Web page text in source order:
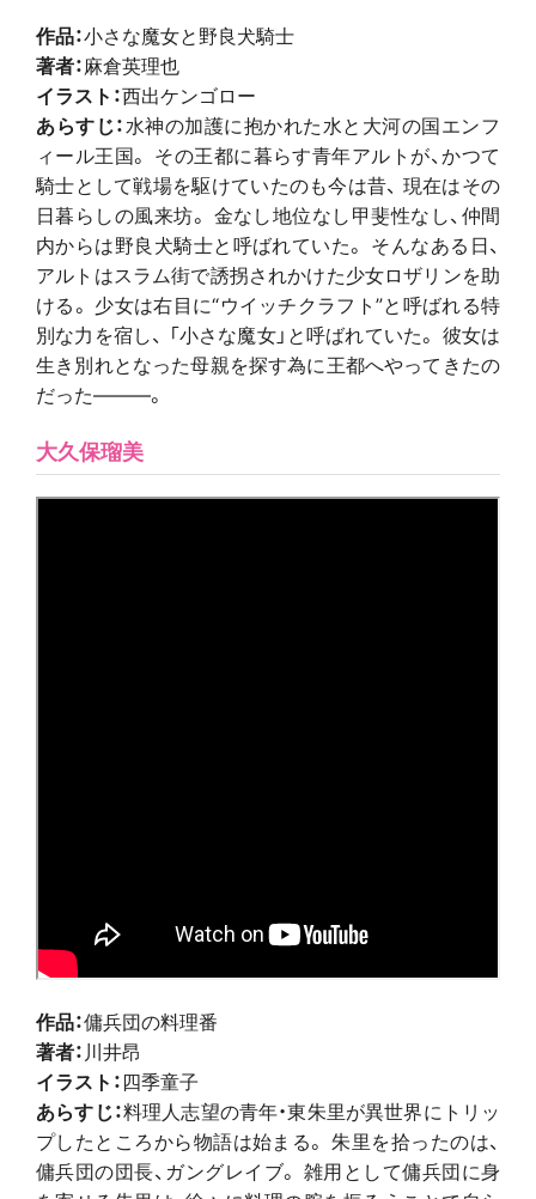
作品：小さな魔女と野良犬騎士
著者：麻倉英理也
イラスト：西出ケンゴロー
あらすじ：水神の加護に抱かれた水と大河の国エンフ
ィール王国。 その王都に暮らす青年アルトが、かつて
騎士として戦場を駆けていたのも今は昔、 現在はその
日暮らしの風来坊。 金なし地位なし甲斐性なし、仲間
内からは野良犬騎士と呼ばれていた。 そんなある日、
アルトはスラム街で誘拐されかけた少女ロザリンを助
ける。 少女は右目に“ウイッチクラフト”と呼ばれる特
別な力を宿し、 「小さな魔女」と呼ばれていた。 彼女は
生き別れとなった母親を探す為に王都へやってきたの
だった―――。
大久保瑠美
作品：傭兵団の料理番
著者： 川井昂
イラスト：四季童子
あらすじ：料理人志望の青年・東朱里が異世界にトリッ
プしたところから物語は始まる。 朱里を拾ったのは、
傭兵団の団長、ガングレイブ。 雑用として傭兵団に身